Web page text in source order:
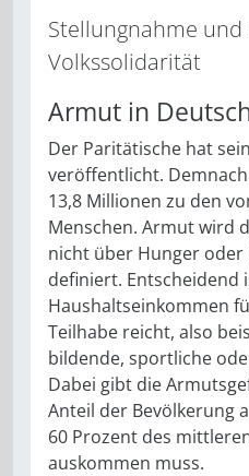
Stellungnahme
Volkssolidarität
Armut in
Der Paritätische hat
veröffentlicht.
13,8 Millionen zu den
Menschen. Armut wird
nicht über Hunger oder
definiert. Entscheidend
Haushaltseinkommen
Teilhabe reicht, also
bildende, sportliche
Dabei gibt die
Anteil der Bevölkerung
60 Prozent des
auskommen muss.